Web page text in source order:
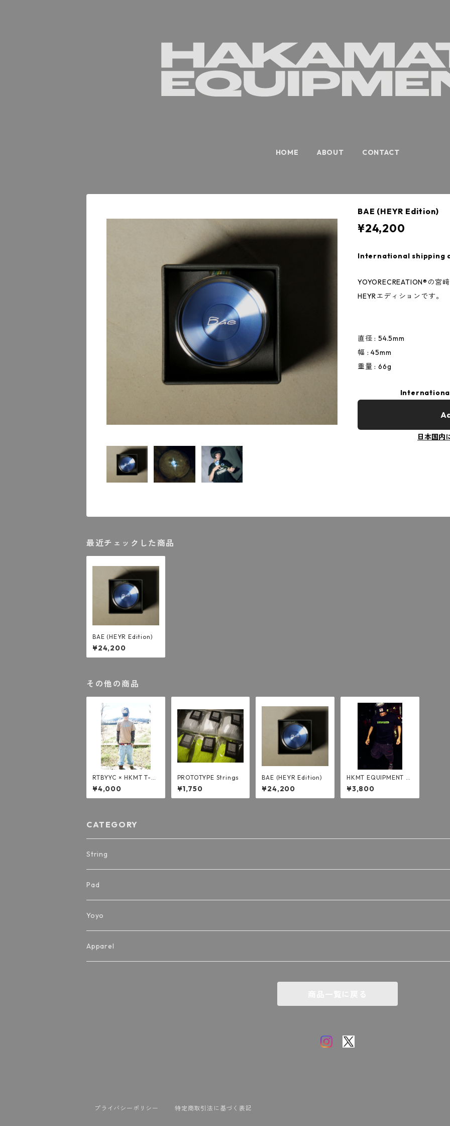
HOME ABOUT CONTACT
BAE (HEYR Edition)
¥24,200
International shipping
YOYORECREATION®︎の宮
HEYRエディションです。
直径 : 54.5mm
幅 : 45mm
重量 : 66g
日本国内
最近チェックした商品
BAE (HEYR Edition)
¥24,200
その他の商品
RTBYYC × HKMT T-sh
irt
¥4,000
PROTOTYPE Strings
¥1,750
BAE (HEYR Edition)
¥24,200
HKMT EQUIPMENT L
OGO T-Shirt
¥3,800
CATEGORY
String
Toru string
Arata string
Hajime string
Pad
YYR-C size
YYF-slim size
Yoyo
Apparel
プライバシーポリシー 特定商取引法に基づく表記